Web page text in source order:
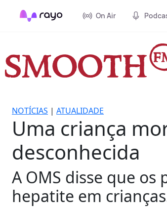
On Air
NOTÍCIAS | ATUALIDADE
Uma criança
desconhecida
A OMS disse que
hepatite em